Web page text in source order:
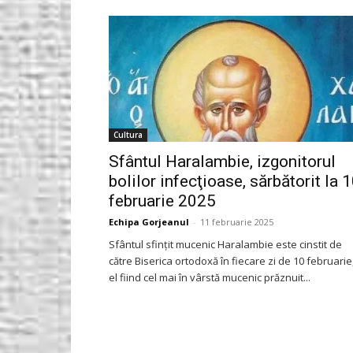
Gorjeanul.ro
Cultura
Sfântul Haralambie, izgonitorul
bolilor infecţioase, sărbătorit la
februarie 2025
Echipa Gorjeanul - 11 februarie 2025
Sfântul sfinţit mucenic Haralambie este cinstit de
către Biserica ortodoxă în fiecare zi de 10
el fiind cel mai în vârstă mucenic prăznuit...